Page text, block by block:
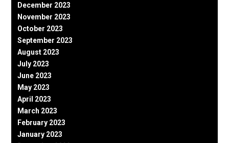
December 2023
November 2023
October 2023
September 2023
August 2023
July 2023
June 2023
May 2023
April 2023
March 2023
February 2023
January 2023